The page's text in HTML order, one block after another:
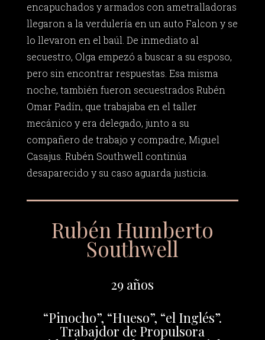
encapuchados y armados con ametralladoras
llegaron a la verdulería en un auto Falcon y se
lo llevaron en el baúl. De inmediato al
secuestro, Olga empezó a buscar a su esposo,
pero sin encontrar respuestas. Esa misma
noche, también fueron secuestrados Rubén
Omar Padín, que trabajaba en el taller
mecánico y era delegado, junto a su
compañero de trabajo y compadre, Miguel
Casajus. Rubén Southwell continúa
desaparecido y su caso aguarda justicia.
Rubén Humberto
Southwell
29 años
“Pinocho”, “Hueso”, “el Inglés”.
Trabajdor de Propulsora